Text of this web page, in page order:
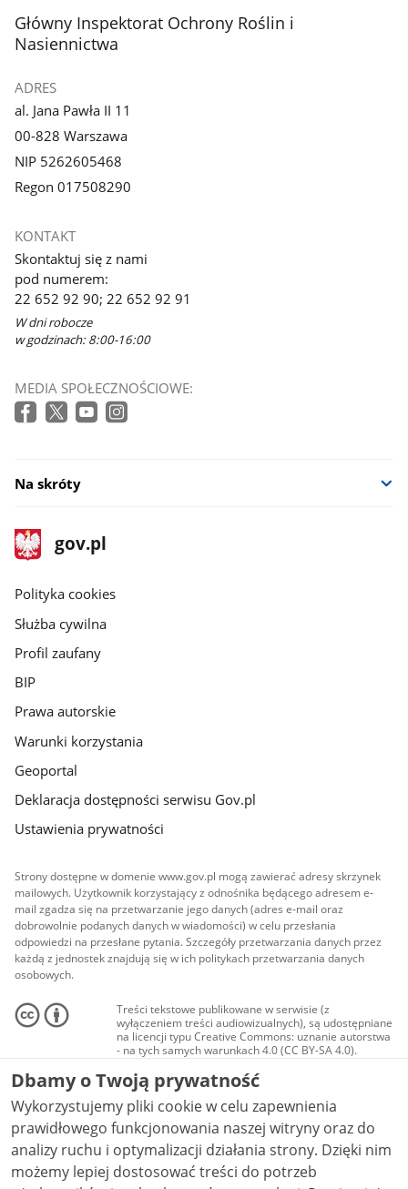
stopka
Główny Inspektorat Ochrony Roślin i
Nasiennictwa
ADRES
al. Jana Pawła II 11
00-828 Warszawa
NIP 5262605468
Regon 017508290
KONTAKT
Skontaktuj się z nami
pod numerem:
22 652 92 90; 22 652 92 91
W dni robocze
w godzinach: 8:00-16:00
MEDIA SPOŁECZNOŚCIOWE:
Na skróty
stopka
gov.pl
Strona
gov.pl
gov.pl
Polityka cookies
Służba cywilna
Profil zaufany
BIP
Prawa autorskie
Warunki korzystania
Geoportal
Deklaracja dostępności serwisu Gov.pl
Ustawienia prywatności
Strony dostępne w domenie www.gov.pl mogą zawierać adresy skrzynek
mailowych. Użytkownik korzystający z odnośnika będącego adresem e-
mail zgadza się na przetwarzanie jego danych (adres e-mail oraz
dobrowolnie podanych danych w wiadomości) w celu przesłania
odpowiedzi na przesłane pytania. Szczegóły przetwarzania danych przez
każdą z jednostek znajdują się w ich politykach przetwarzania danych
osobowych.
Treści tekstowe publikowane w serwisie (z
wyłączeniem treści audiowizualnych), są udostępniane
na licencji typu Creative Commons: uznanie autorstwa
- na tych samych warunkach 4.0 (CC BY-SA 4.0).
Materiały audiowizualne, w tym zdjęcia, materiały
audio i wideo, są udostępniane na licencji typu
Creative Commons: uznanie autorstwa użycie
niekomercyjne - bez utworów zależnych 4.0 (CC BY-
NC-ND 4.0), o ile nie jest to stwierdzone inaczej.
Dbamy o Twoją prywatność
Wykorzystujemy pliki cookie w celu zapewnienia
prawidłowego funkcjonowania naszej witryny oraz do
analizy ruchu i optymalizacji działania strony. Dzięki nim
możemy lepiej dostosować treści do potrzeb